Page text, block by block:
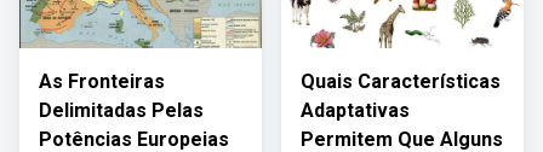
As Fronteiras
Delimitadas Pelas
Potências Europeias
Quais Características
Adaptativas
Permitem Que Alguns